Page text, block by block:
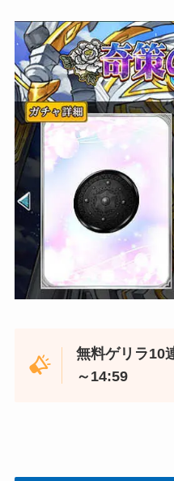
無料ゲリラ10
～14:59